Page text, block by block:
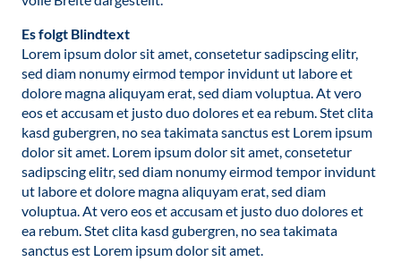
Es folgt Blindtext
Lorem ipsum dolor sit amet, consetetur sadipscing elitr,
sed diam nonumy eirmod tempor invidunt ut labore et
dolore magna aliquyam erat, sed diam voluptua. At vero
eos et accusam et justo duo dolores et ea rebum. Stet clita
kasd gubergren, no sea takimata sanctus est Lorem ipsum
dolor sit amet. Lorem ipsum dolor sit amet, consetetur
sadipscing elitr, sed diam nonumy eirmod tempor invidunt
ut labore et dolore magna aliquyam erat, sed diam
voluptua. At vero eos et accusam et justo duo dolores et
ea rebum. Stet clita kasd gubergren, no sea takimata
sanctus est Lorem ipsum dolor sit amet.